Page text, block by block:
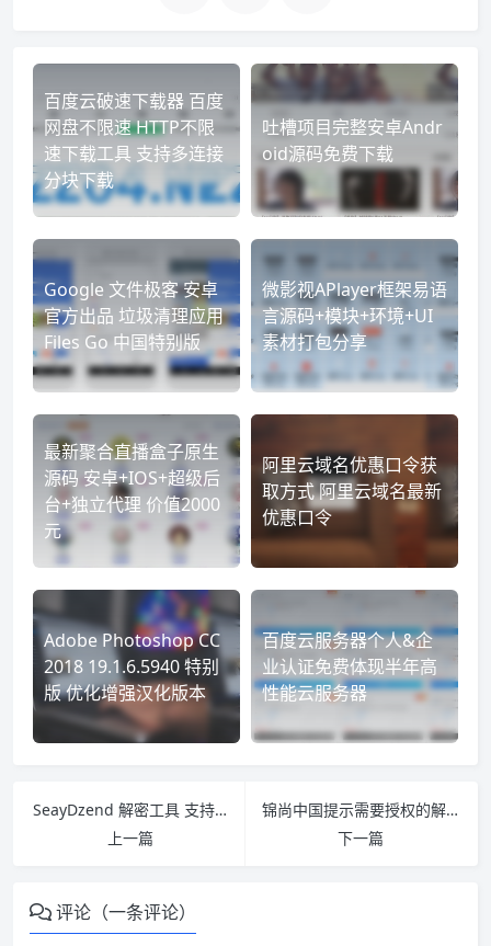
百度云破速下载器 百度
网盘不限速 HTTP不限
速下载工具 支持多连接
分块下载
吐槽项目完整安卓Andr
oid源码免费下载
Google 文件极客 安卓
官方出品 垃圾清理应用
Files Go 中国特别版
微影视APlayer框架易语
言源码+模块+环境+UI
素材打包分享
最新聚合直播盒子原生
源码 安卓+IOS+超级后
台+独立代理 价值2000
元
阿里云域名优惠口令获
取方式 阿里云域名最新
优惠口令
Adobe Photoshop CC
2018 19.1.6.5940 特别
版 优化增强汉化版本
百度云服务器个人&企
业认证免费体现半年高
性能云服务器
SeayDzend 解密工具 支持PHP5.2/PHP5.3/PHP5.4
上一篇
锦尚中国提示需要授权的解决方法
下一篇
评论（一条评论）